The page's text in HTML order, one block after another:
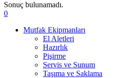
Sonuç bulunamadı.
0
Mutfak Ekipmanları
El Aletleri
Hazırlık
Pişirme
Servis ve Sunum
Taşıma ve Saklama